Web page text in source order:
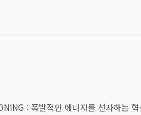
: 폭발적인 에너지를 선사하는